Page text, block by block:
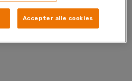
Accepter alle cookies